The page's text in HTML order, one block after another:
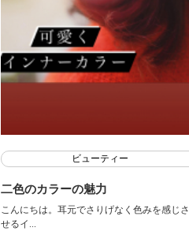
ビューティー
二色のカラーの魅力
こんにちは。耳元でさりげなく色みを感じさ
せるイ...